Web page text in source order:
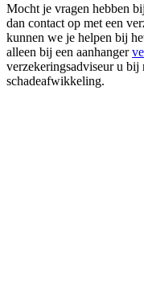
Mocht je vragen hebben
dan contact op met een
kunnen we je helpen bij
alleen bij een aanhanger
verzekeringsadviseur u bij
schadeafwikkeling.